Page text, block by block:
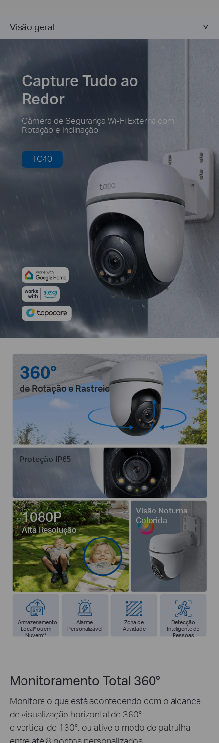
Visão geral
Capture Tudo ao
Redor
Câmera de Segurança Wi-Fi Externa com
Rotação e Inclinação
TC40
360°
de Rotação e Rastreio
1080P
Alta Resolução
Visão Noturna
Colorida
Proteção IP65
Armazenamento
Local*ou em
Nuvem**
Alarme
Personalizável
Zona de
Atividade
Detecção
Inteligente de
Pessoas
Monitoramento Total 360°
Monitore o que está acontecendo com o alcance
de visualização horizontal de 360°
e vertical de 130°, ou ative o modo de patrulha
entre até 8 pontos personalizados.